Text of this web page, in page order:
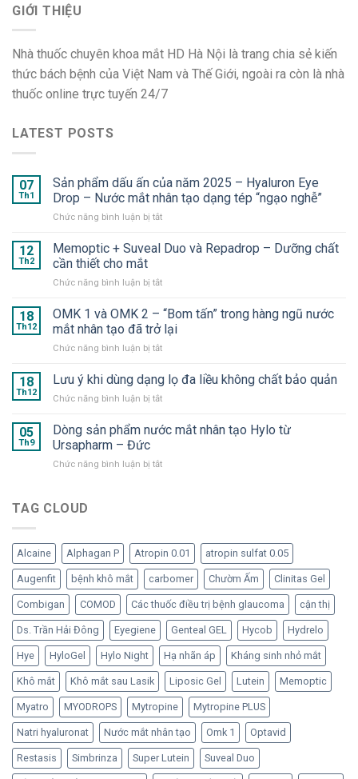
GIỚI THIỆU
Nhà thuốc chuyên khoa mắt HD Hà Nội là trang chia sẻ kiến
thức bách bệnh của Việt Nam và Thế Giới, ngoài ra còn là nhà
thuốc online trực tuyến 24/7
LATEST POSTS
07
Th1
Sản phẩm dấu ấn của năm 2025 – Hyaluron Eye
Drop – Nước mắt nhân tạo dạng tép “ngạo nghễ”
Chức năng bình luận bị tắtở
phẩm
của
2025
–
Hyaluron
Eye
–
tạo
tép
12
Th2
Memoptic + Suveal Duo và Repadrop – Dưỡng chất
cần thiết cho mắt
Chức năng bình luận bị tắtở
+
Suveal
Duo
và
–
chất
thiết
18
Th12
OMK 1 và OMK 2 – “Bom tấn” trong hàng ngũ nước
mắt nhân tạo đã trở lại
Chức năng bình luận bị tắtở
1
và
OMK
–
trong
tạo
đã
trở
lại
18
Th12
Lưu ý khi dùng dạng lọ đa liều không chất bảo quản
Chức năng bình luận bị tắtở
ý
khi
dạng
bảo
quản
05
Th9
Dòng sản phẩm nước mắt nhân tạo Hylo từ
Ursapharm – Đức
Chức năng bình luận bị tắtở
nhân
tạo
Hylo
từ
Ursapharm
–
Đức
TAG CLOUD
Alcaine Alphagan P Atropin 0.01 atropin sulfat 0.05
Augenfit bệnh khô mắt carbomer Chườm Ấm Clinitas Gel
Combigan COMOD Các thuốc điều trị bệnh glaucoma cận thị
Ds. Trần Hải Đông Eyegiene Genteal GEL Hycob Hydrelo
Hye HyloGel Hylo Night Hạ nhãn áp Kháng sinh nhỏ mắt
Khô mắt Khô mắt sau Lasik Liposic Gel Lutein Memoptic
Myatro MYODROPS Mytropine Mytropine PLUS
Natri hyaluronat Nước mắt nhân tạo Omk 1 Optavid
Restasis Simbrinza Super Lutein Suveal Duo